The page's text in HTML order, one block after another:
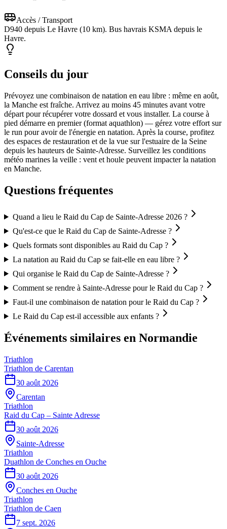
Accès / Transport
D940 depuis Le Havre (10 km). Bus havrais KSMA depuis le
Havre.
Conseils du jour
Prévoyez une combinaison de natation en eau libre : même en août,
la Manche est fraîche. Arrivez au moins 45 minutes avant votre
départ pour récupérer votre dossard et vous installer. La course à
pied démarre en premier (format aquathlon) — gérez votre effort sur
le run pour avoir de l'énergie en natation. Après la course, profitez
des espaces de restauration et de la vue sur l'estuaire de la Seine
depuis les hauteurs de Sainte-Adresse. Surveillez les conditions
météo marines la veille : vent et houle peuvent impacter la natation
en Manche.
Questions fréquentes
Quand a lieu le Raid du Cap de Sainte-Adresse 2026 ?
Qu'est-ce que le Raid du Cap de Sainte-Adresse ?
Quels formats sont disponibles au Raid du Cap ?
La natation au Raid du Cap se fait-elle en eau libre ?
Qui organise le Raid du Cap de Sainte-Adresse ?
Comment se rendre à Sainte-Adresse pour le Raid du Cap ?
Faut-il une combinaison de natation pour le Raid du Cap ?
Le Raid du Cap est-il accessible aux enfants ?
Événements similaires en Normandie
Triathlon
Triathlon de Carentan
30 août 2026
Carentan
Triathlon
Raid du Cap – Sainte Adresse
30 août 2026
Sainte-Adresse
Triathlon
Duathlon de Conches en Ouche
30 août 2026
Conches en Ouche
Triathlon
Triathlon de Caen
7 sept. 2026